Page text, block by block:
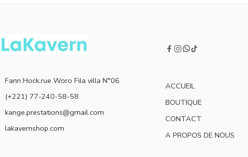
Fann Hock,rue Woro Fila villa N°06
(+221) 77-240-58-58
kange.prestations@gmail.com
lakavernshop.com
ACCUEIL
BOUTIQUE
CONTACT
A PROPOS DE NOUS